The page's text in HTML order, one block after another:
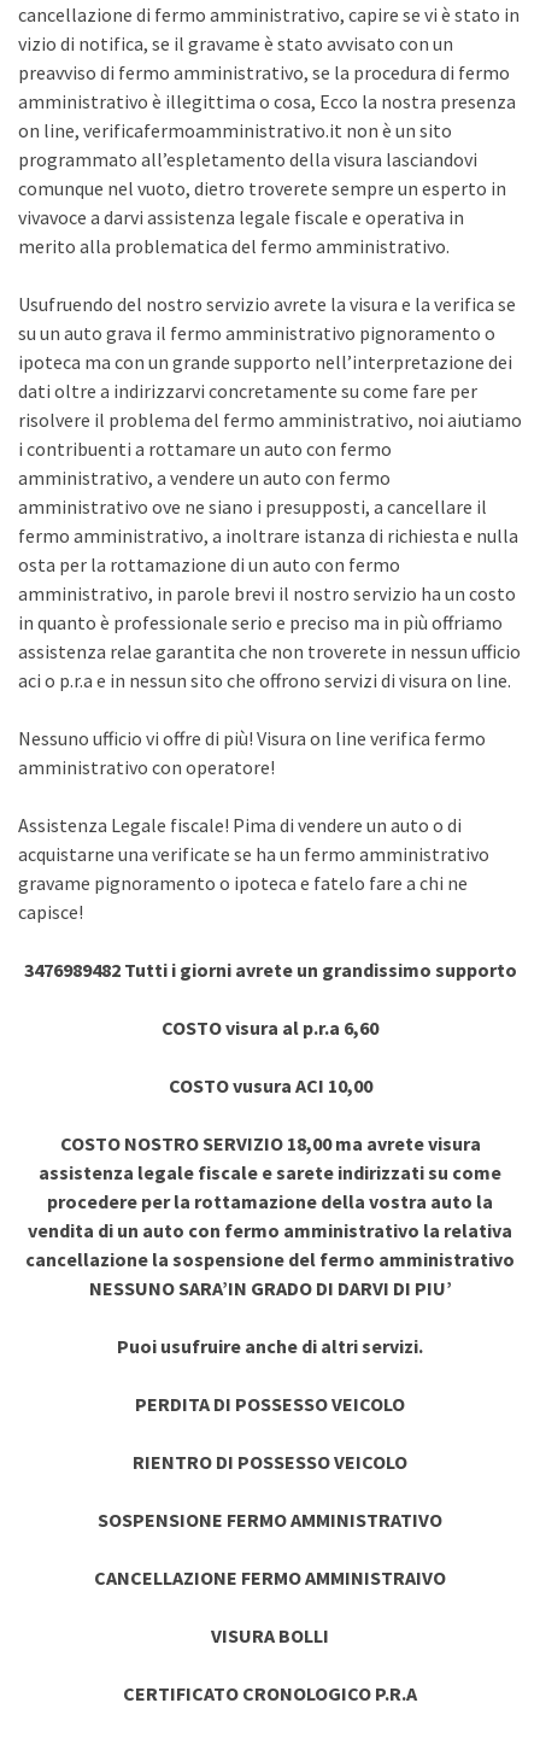
cancellazione di fermo amministrativo, capire se vi è stato in
vizio di notifica, se il gravame è stato avvisato con un
preavviso di fermo amministrativo, se la procedura di fermo
amministrativo è illegittima o cosa, Ecco la nostra presenza
on line, verificafermoamministrativo.it non è un sito
programmato all’espletamento della visura lasciandovi
comunque nel vuoto, dietro troverete sempre un esperto in
vivavoce a darvi assistenza legale fiscale e operativa in
merito alla problematica del fermo amministrativo.
Usufruendo del nostro servizio avrete la visura e la verifica se
su un auto grava il fermo amministrativo pignoramento o
ipoteca ma con un grande supporto nell’interpretazione dei
dati oltre a indirizzarvi concretamente su come fare per
risolvere il problema del fermo amministrativo, noi aiutiamo
i contribuenti a rottamare un auto con fermo
amministrativo, a vendere un auto con fermo
amministrativo ove ne siano i presupposti, a cancellare il
fermo amministrativo, a inoltrare istanza di richiesta e nulla
osta per la rottamazione di un auto con fermo
amministrativo, in parole brevi il nostro servizio ha un costo
in quanto è professionale serio e preciso ma in più offriamo
assistenza relae garantita che non troverete in nessun ufficio
aci o p.r.a e in nessun sito che offrono servizi di visura on line.
Nessuno ufficio vi offre di più! Visura on line verifica fermo
amministrativo con operatore!
Assistenza Legale fiscale! Pima di vendere un auto o di
acquistarne una verificate se ha un fermo amministrativo
gravame pignoramento o ipoteca e fatelo fare a chi ne
capisce!
3476989482 Tutti i giorni avrete un grandissimo supporto
COSTO visura al p.r.a 6,60
COSTO vusura ACI 10,00
COSTO NOSTRO SERVIZIO 18,00 ma avrete visura
assistenza legale fiscale e sarete indirizzati su come
procedere per la rottamazione della vostra auto la
vendita di un auto con fermo amministrativo la relativa
cancellazione la sospensione del fermo amministrativo
NESSUNO SARA’IN GRADO DI DARVI DI PIU’
Puoi usufruire anche di altri servizi.
PERDITA DI POSSESSO VEICOLO
RIENTRO DI POSSESSO VEICOLO
SOSPENSIONE FERMO AMMINISTRATIVO
CANCELLAZIONE FERMO AMMINISTRAIVO
VISURA BOLLI
CERTIFICATO CRONOLOGICO P.R.A